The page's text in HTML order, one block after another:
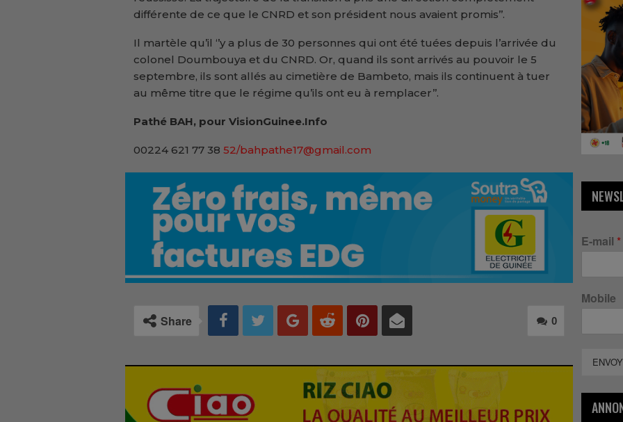
différente de ce que le CNRD et son président nous avaient promis’’.
Il martèle qu’il ‘’y a plus de 30 personnes qui ont été tuées depuis l’arrivée du
colonel Doumbouya et du CNRD. Or, quand ils sont arrivés au pouvoir le 5
septembre, ils sont allés au cimetière de Bambeto, mais ils continuent à tuer
au même titre que le régime qu’ils ont eu à remplacer’’.
Pathé BAH, pour VisionGuinee.Info
00224 621 77 38 52/bahpathe17@gmail.com
0
Share
E-mail *
Mobile